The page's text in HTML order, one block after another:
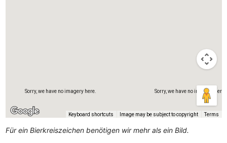
Sorry, we have no imagery here.
Sorry, we have no imagery here.
Keyboard shortcuts Image may be subject to copyright Terms
Für ein Bierkreiszeichen benötigen wir mehr als ein Bild.